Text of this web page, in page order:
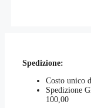
Spedizione:
Costo unico
Spedizione
100,00